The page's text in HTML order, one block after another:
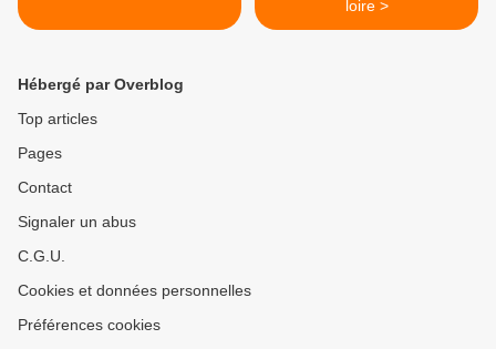
loire >
Hébergé par Overblog
Top articles
Pages
Contact
Signaler un abus
C.G.U.
Cookies et données personnelles
Préférences cookies